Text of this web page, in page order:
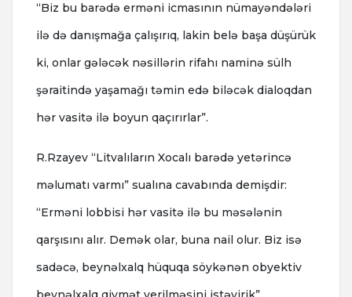
“Biz bu barədə erməni icmasının nümayəndələri
ilə də danışmağa çalışırıq, lakin belə başa düşürük
ki, onlar gələcək nəsillərin rifahı naminə sülh
şəraitində yaşamağı təmin edə biləcək dialoqdan
hər vasitə ilə boyun qaçırırlar”.
R.Rzayev “Litvalıların Xocalı barədə yetərincə
məlumatı varmı” sualına cavabında demişdir:
“Erməni lobbisi hər vasitə ilə bu məsələnin
qarşısını alır. Demək olar, buna nail olur. Biz isə
sadəcə, beynəlxalq hüquqa söykənən obyektiv